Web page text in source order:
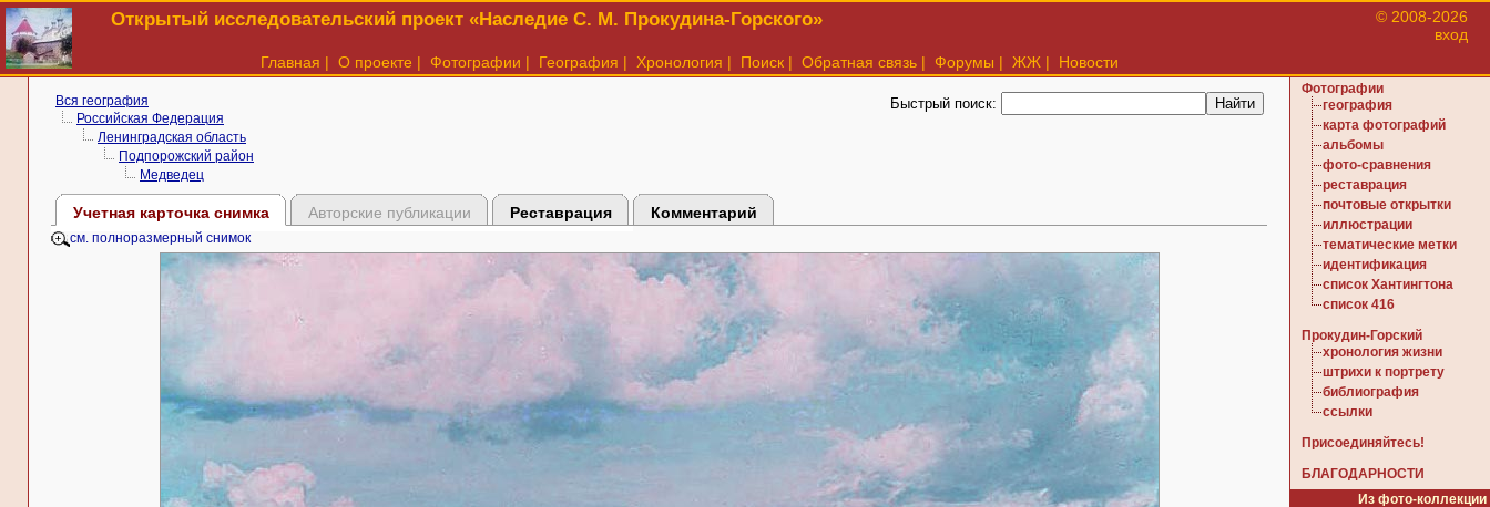
Открытый исследовательский проект «Наследие С. М. Прокудина-Горского»
© 2008-2026
вход
Главная | О проекте | Фотографии | География | Хронология | Поиск | Обратная связь | Форумы | ЖЖ | Новости
Вся география
Российская Федерация
Ленинградская область
Подпорожский район
Медведец
Быстрый поиск:
Учетная карточка снимка Авторские публикации Реставрация Комментарий
см. полноразмерный снимок
Фотографии
география
карта фотографий
альбомы
фото-сравнения
реставрация
почтовые открытки
иллюстрации
тематические метки
идентификация
список Хантингтона
список 416
Прокудин-Горский
хронология жизни
штрихи к портрету
библиография
ссылки
Присоединяйтесь!
БЛАГОДАРНОСТИ
Из фото-коллекции